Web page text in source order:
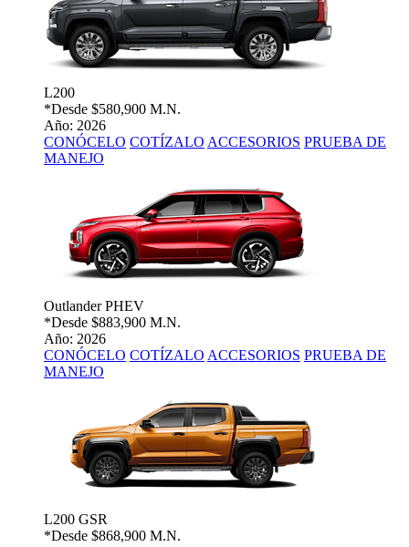
L200
*Desde $580,900 M.N.
Año: 2026
CONÓCELO COTÍZALO ACCESORIOS PRUEBA DE
MANEJO
Outlander PHEV
*Desde $883,900 M.N.
Año: 2026
CONÓCELO COTÍZALO ACCESORIOS PRUEBA DE
MANEJO
L200 GSR
*Desde $868,900 M.N.